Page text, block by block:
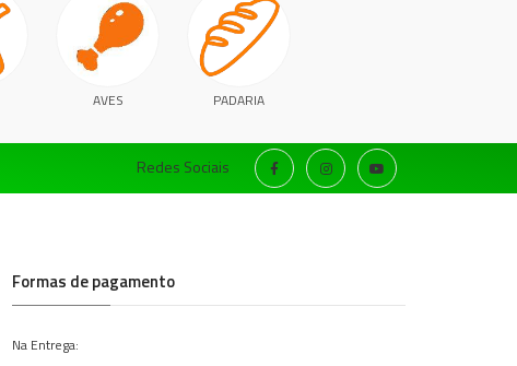
AVES PADARIA
Redes Sociais
Formas de pagamento
Na Entrega: